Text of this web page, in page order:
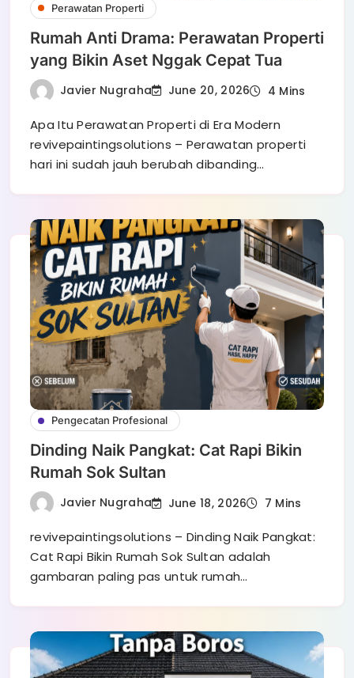
Perawatan Properti
Rumah Anti Drama: Perawatan Properti
yang Bikin Aset Nggak Cepat Tua
Javier Nugraha June 20, 2026 4 Mins
Apa Itu Perawatan Properti di Era Modern
revivepaintingsolutions – Perawatan properti
hari ini sudah jauh berubah dibanding…
Pengecatan Profesional
Dinding Naik Pangkat: Cat Rapi Bikin
Rumah Sok Sultan
Javier Nugraha June 18, 2026 7 Mins
revivepaintingsolutions – Dinding Naik Pangkat:
Cat Rapi Bikin Rumah Sok Sultan adalah
gambaran paling pas untuk rumah…